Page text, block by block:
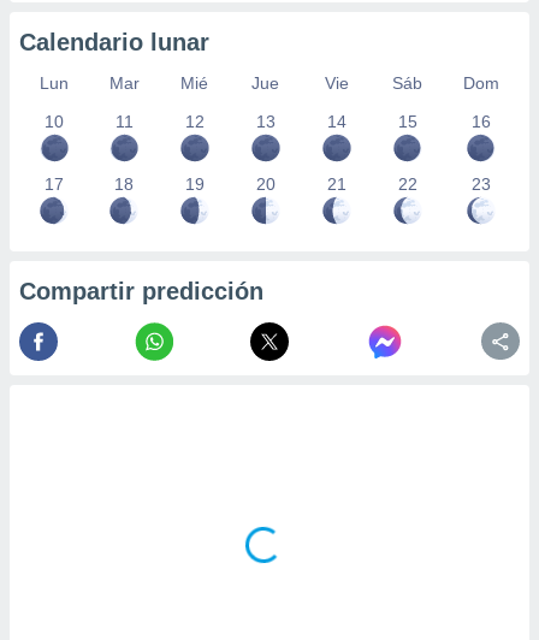
Calendario lunar
Lun Mar Mié Jue Vie Sáb
Dom
10
11 12 13 14 15 16
17 18 19 20 21 22 23
Compartir predicción